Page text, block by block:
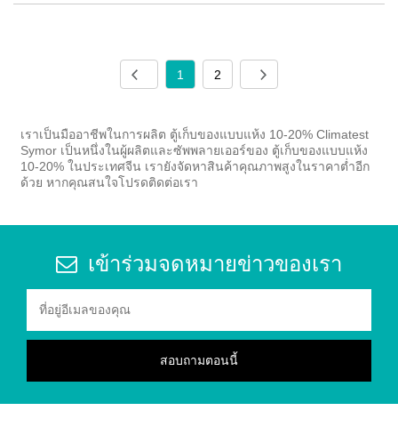
1 2
เราเป็นมืออาชีพในการผลิต ตู้เก็บของแบบแห้ง 10-20% Climatest
Symor เป็นหนึ่งในผู้ผลิตและซัพพลายเออร์ของ ตู้เก็บของแบบแห้ง
10-20% ในประเทศจีน เรายังจัดหาสินค้าคุณภาพสูงในราคาต่ำอีก
ด้วย หากคุณสนใจโปรดติดต่อเรา
เข้าร่วมจดหมายข่าวของเรา